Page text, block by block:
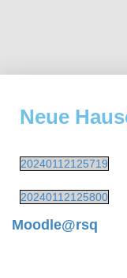
Neue
20240112125719
20240112125800
Moodle@rsq